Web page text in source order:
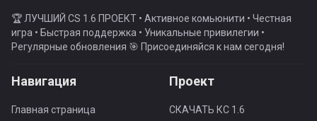
🏆 ЛУЧШИЙ CS 1.6 ПРОЕКТ • Активное комьюнити • Честная
игра • Быстрая поддержка • Уникальные привилегии •
Регулярные обновления 🎯 Присоединяйся к нам сегодня!
Навигация
Главная страница
Проект
СКАЧАТЬ КС 1.6